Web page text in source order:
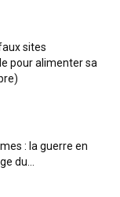
sites
pour alimenter sa
: la guerre en
du...